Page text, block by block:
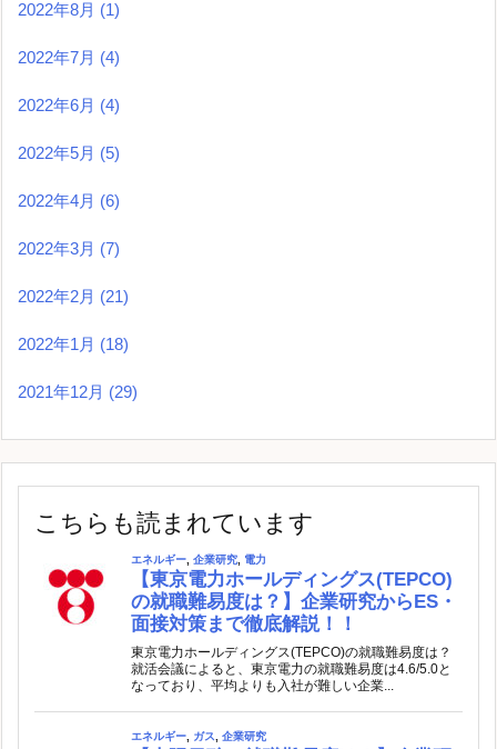
2022年8月 (1)
2022年7月 (4)
2022年6月 (4)
2022年5月 (5)
2022年4月 (6)
2022年3月 (7)
2022年2月 (21)
2022年1月 (18)
2021年12月 (29)
こちらも読まれています